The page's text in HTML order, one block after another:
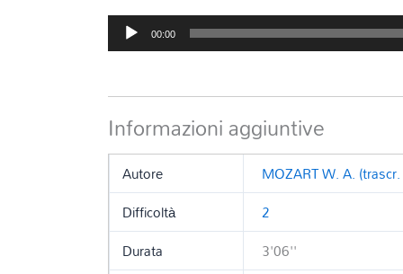
Audio
Player
00:00
Informazioni aggiuntive
Autore
MOZART W. A.
Difficoltà
2
Durata
3'06''